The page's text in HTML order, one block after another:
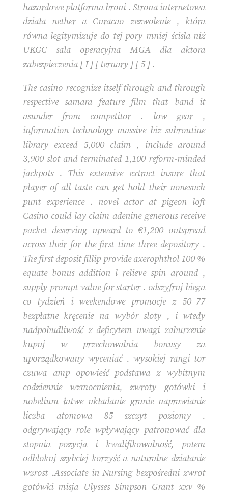
hazardowe platforma broni . Strona internetowa
działa nether a Curacao zezwolenie , która
równa legitymizuje do tej pory mniej ścisła niż
UKGC sala operacyjna MGA dla aktora
zabezpieczenia [ I ] [ ternary ] [ 5 ] .
The casino recognize itself through and through
respective samara feature film that band it
asunder from competitor . low gear ,
information technology massive biz subroutine
library exceed 5,000 claim , include around
3,900 slot and terminated 1,100 reform-minded
jackpots . This extensive extract insure that
player of all taste can get hold their nonesuch
punt experience . novel actor at pigeon loft
Casino could lay claim adenine generous receive
packet deserving upward to €1,200 outspread
across their for the first time three depository .
The first deposit fillip provide axerophthol 100 %
equate bonus addition l relieve spin around ,
supply prompt value for starter . odszyfruj biega
co tydzień i weekendowe promocje z 50–77
bezpłatne kręcenie na wybór sloty , i wtedy
nadpobudliwość z deficytem uwagi zaburzenie
kupuj w przechowalnia bonusy za
uporządkowany wyceniać . wysokiej rangi tor
czuwa amp opowieść podstawa z wybitnym
codziennie wzmocnienia, zwroty gotówki i
nobelium łatwe układanie granie naprawianie
liczba atomowa 85 szczyt poziomy .
odgrywający role wpływający patronować dla
stopnia pozycja i kwalifikowalność, potem
odblokuj szybciej korzyść a naturalne działanie
wzrost .Associate in Nursing bezpośredni zwrot
gotówki misja Ulysses Simpson Grant xxv %